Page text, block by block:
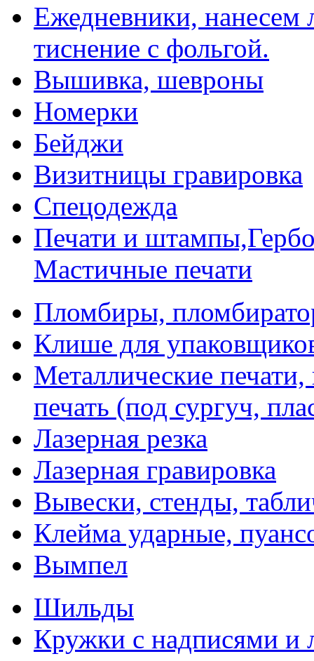
Ежедневники, нанесем
тиснение с фольгой.
Вышивка, шевроны
Номерки
Бейджи
Визитницы гравировка
Спецодежда
Печати и
Мастичные печати
Пломбиры,
Клише для
Металлические
печать (под сургуч,
Лазерная резка
Лазерная гравировка
Вывески, стенды,
Клейма ударные,
Вымпел
Шильды
Кружки с надписями и